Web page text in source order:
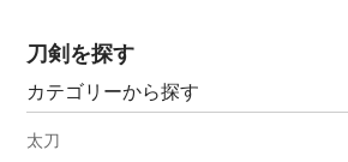
刀剣を探す
カテゴリーから探す
太刀